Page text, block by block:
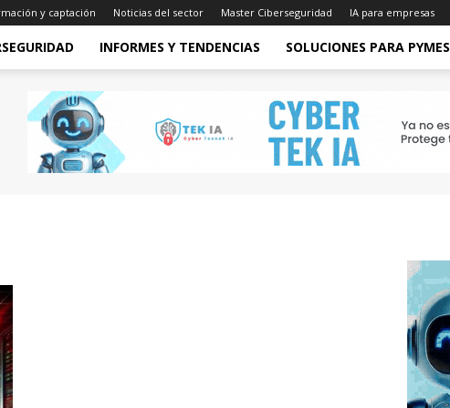
y captación Noticias del sector Master Ciberseguridad IA para empresas
INFORMES Y TENDENCIAS SOLUCIONES PARA PYMES